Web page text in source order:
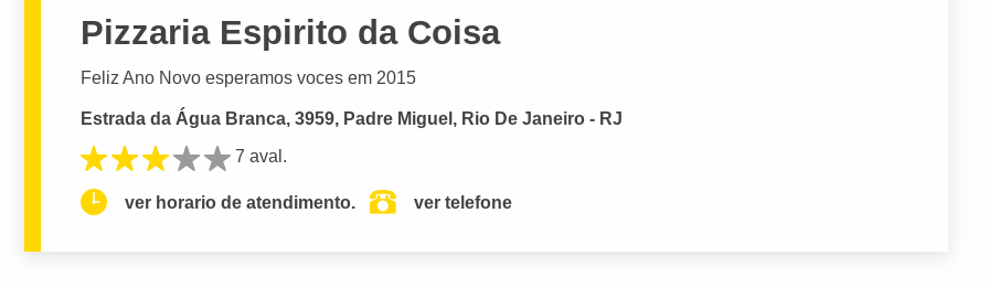
Pizzaria Espirito da Coisa
Feliz Ano Novo esperamos voces em 2015
Estrada da Água Branca, 3959, Padre Miguel, Rio De Janeiro - RJ
7 aval.
ver horario de atendimento. ver telefone